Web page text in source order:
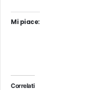
Mi piace:
Correlati